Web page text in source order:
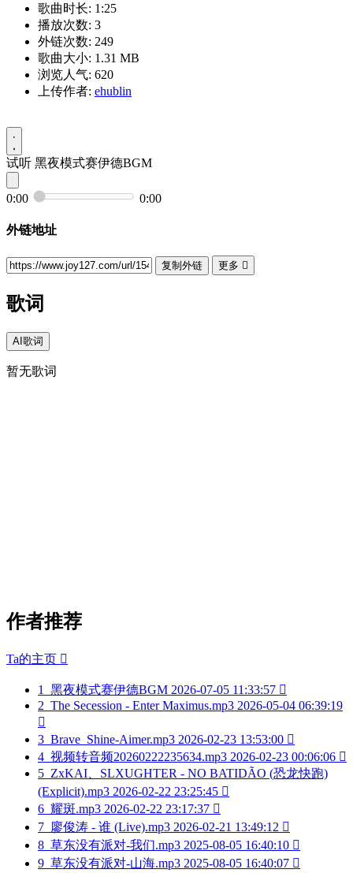
歌曲时长: 1:25
播放次数: 3
外链次数: 249
歌曲大小: 1.31 MB
浏览人气: 620
上传作者: ehublin
试听 黑夜模式赛伊德BGM
0:00 0:00
外链地址
复制外链 更多 
歌词
AI歌词
暂无歌词
作者推荐
Ta的主页 
1 黑夜模式赛伊德BGM 2026-07-05 11:33:57 
2 The Secession - Enter Maximus.mp3 2026-05-04 06:39:19

3 Brave_Shine-Aimer.mp3 2026-02-23 13:53:00 
4 视频转音频20260222235634.mp3 2026-02-23 00:06:06 
5 ZxKAI、SLXUGHTER - NO BATIDÃO (恐龙快跑)
(Explicit).mp3 2026-02-22 23:25:45 
6 耀斑.mp3 2026-02-22 23:17:37 
7
廖俊涛 - 谁 (Live).mp3 2026-02-21 13:49:12 
8 草东没有派对-我们.mp3 2025-08-05 16:40:10 
9 草东没有派对-山海.mp3 2025-08-05 16:40:07 